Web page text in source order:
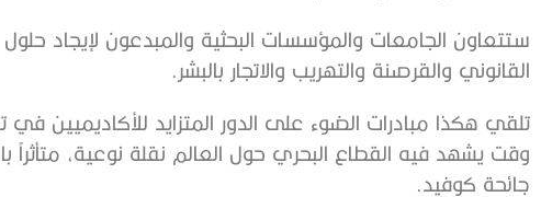
ستتعاون الجامعات والمؤسسات البحثية والمبدعون لإيجاد
القانوني والقرصنة والتهريب والاتجار بالبشر.
تلقي هكذا مبادرات الضوء على الدور المتزايد للأكاديميين
وقت يشهد فيه القطاع البحري حول العالم نقلة نوعية، متأثراً
جائحة كوفيد.